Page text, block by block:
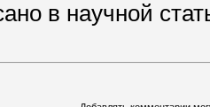
в научной